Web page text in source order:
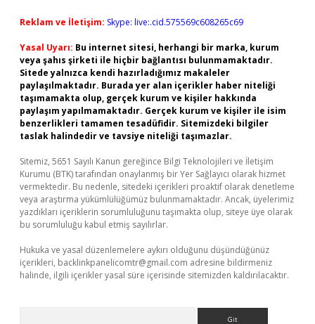
Reklam ve İletişim: Skype: live:.cid.575569c608265c69
Yasal Uyarı: Bu internet sitesi, herhangi bir marka, kurum
veya şahıs şirketi ile hiçbir bağlantısı bulunmamaktadır.
Sitede yalnızca kendi hazırladığımız makaleler
paylaşılmaktadır. Burada yer alan içerikler haber niteliği
taşımamakta olup, gerçek kurum ve kişiler hakkında
paylaşım yapılmamaktadır. Gerçek kurum ve kişiler ile isim
benzerlikleri tamamen tesadüfidir. Sitemizdeki bilgiler
taslak halindedir ve tavsiye niteliği taşımazlar.
Sitemiz, 5651 Sayılı Kanun gereğince Bilgi Teknolojileri ve İletişim
Kurumu (BTK) tarafından onaylanmış bir Yer Sağlayıcı olarak hizmet
vermektedir. Bu nedenle, sitedeki içerikleri proaktif olarak denetleme
veya araştırma yükümlülüğümüz bulunmamaktadır. Ancak, üyelerimiz
yazdıkları içeriklerin sorumluluğunu taşımakta olup, siteye üye olarak
bu sorumluluğu kabul etmiş sayılırlar.
Hukuka ve yasal düzenlemelere aykırı olduğunu düşündüğünüz
içerikleri, backlinkpanelicomtr@gmail.com adresine bildirmeniz
halinde, ilgili içerikler yasal süre içerisinde sitemizden kaldırılacaktır.